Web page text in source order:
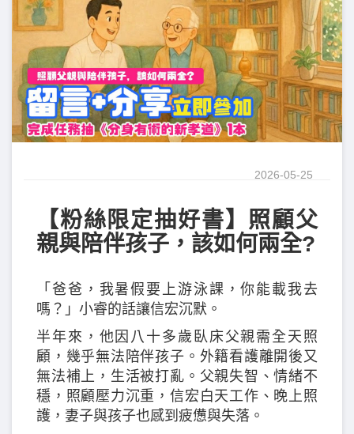
2026-05-25
【粉絲限定抽好書】照顧父
親與陪伴孩子，該如何兩全?
「爸爸，我暑假要上游泳課，你能載我去
嗎？」小睿的話讓信宏沉默。
半年來，他因八十多歲臥床父親需全天照
顧，幾乎無法陪伴孩子。外籍看護離開後又
無法補上，生活被打亂。父親失智、情緒不
穩，照顧壓力沉重，信宏白天工作、晚上照
護，妻子與孩子也感到疲憊與失落。